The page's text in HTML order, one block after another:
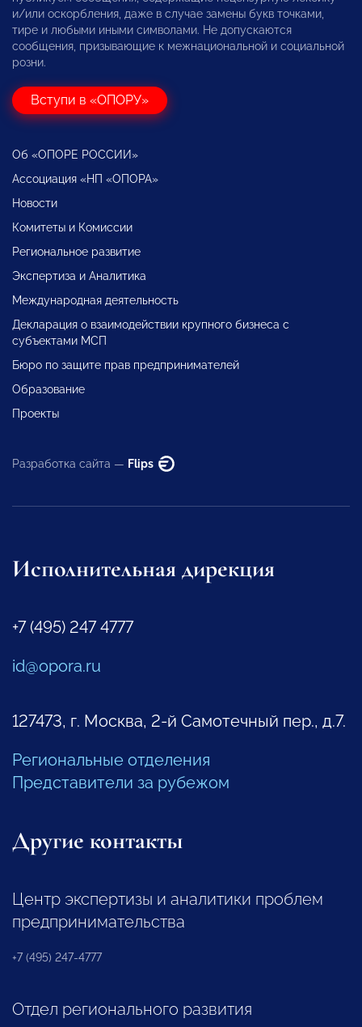
и/или оскорбления, даже в случае замены букв точками,
тире и любыми иными символами. Не допускаются
сообщения, призывающие к межнациональной и социальной
розни.
Вступи в «ОПОРУ»
Об «ОПОРЕ РОССИИ»
Ассоциация «НП «ОПОРА»
Новости
Комитеты и Комиссии
Региональное развитие
Экспертиза и Аналитика
Международная деятельность
Декларация о взаимодействии крупного бизнеса с
субъектами МСП
Бюро по защите прав предпринимателей
Образование
Проекты
Разработка сайта — Flips
Исполнительная дирекция
+7 (495) 247 4777
id@opora.ru
127473, г. Москва, 2-й Самотечный пер., д.7.
Региональные отделения
Представители за рубежом
Другие контакты
Центр экспертизы и аналитики проблем
предпринимательства
+7 (495) 247-4777
Отдел регионального развития